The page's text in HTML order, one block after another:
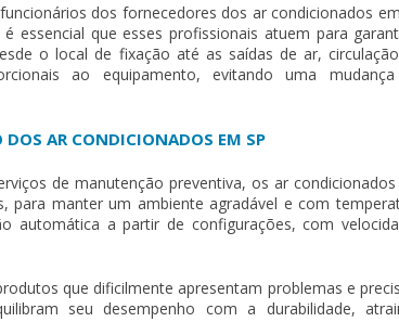
dos fornecedores dos ar condicionados
essencial que esses profissionais atuem para
o local de fixação até as saídas de ar,
ao equipamento, evitando uma
DOS AR CONDICIONADOS EM SP
de manutenção preventiva, os ar
para manter um ambiente agradável e com
automática a partir de configurações, com
que dificilmente apresentam problemas e
seu desempenho com a durabilidade,